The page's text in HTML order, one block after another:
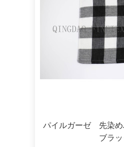
パイルガーゼ 先染
ブラ